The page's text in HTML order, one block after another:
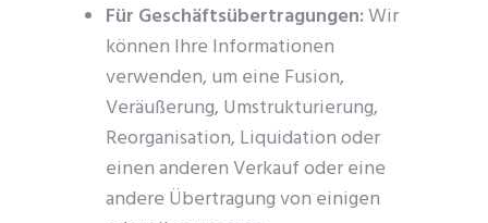
Für Geschäftsübertragungen:Wir
können Ihre Informationen
verwenden, um eine Fusion,
Veräußerung, Umstrukturierung,
Reorganisation, Liquidation oder
einen anderen Verkauf oder eine
andere Übertragung von einigen